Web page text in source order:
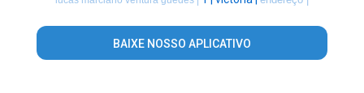
BAIXE NOSSO APLICATIVO